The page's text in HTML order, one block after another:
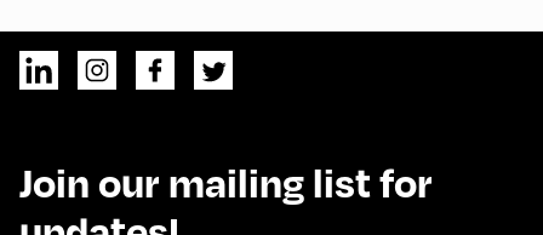
Join our mailing list for